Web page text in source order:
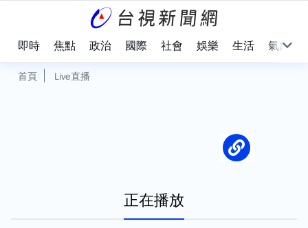
即時 焦點 政治 國際 社會 娛樂 生活 氣象
首頁 Live直播
正在播放